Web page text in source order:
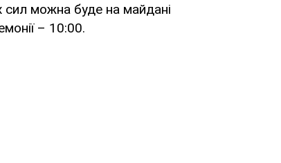
можна буде на майдані
– 10:00.